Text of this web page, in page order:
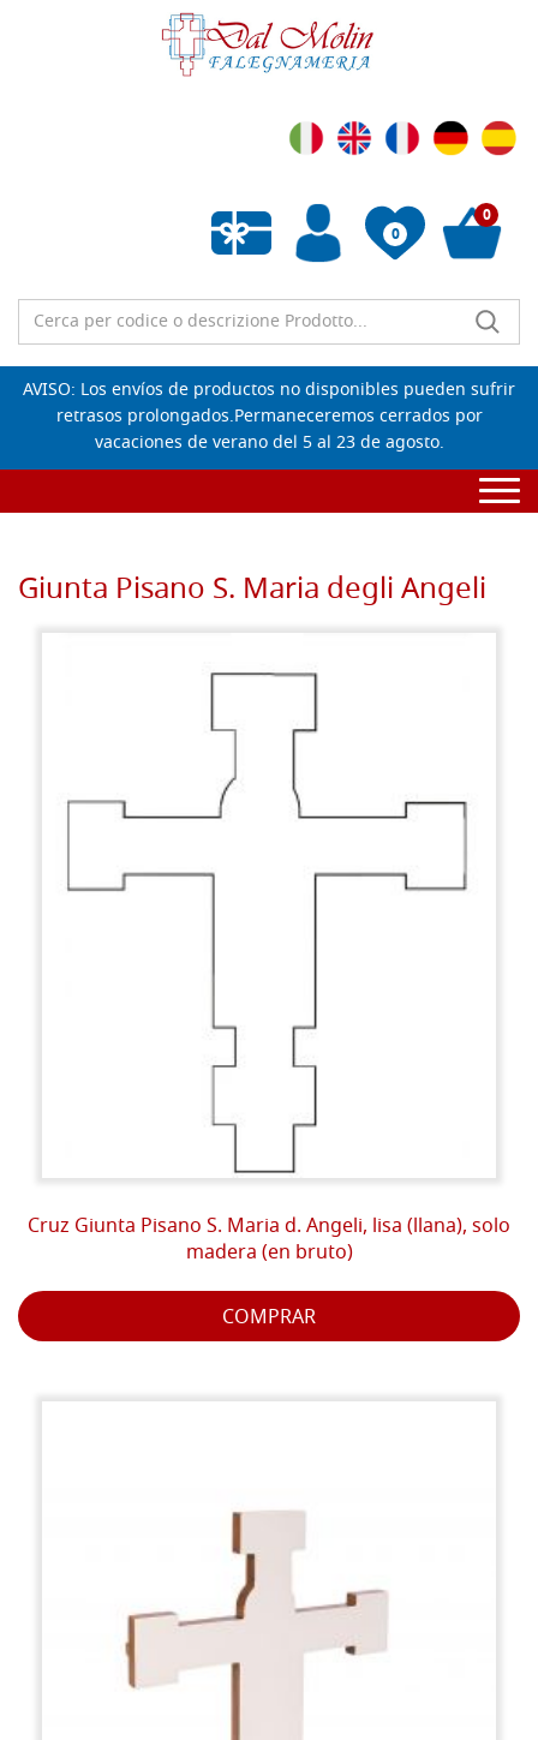
0
Lista de deseos vacía
0
AVISO: Los envíos de productos no disponibles pueden sufrir
retrasos prolongados.Permaneceremos cerrados por
vacaciones de verano del 5 al 23 de agosto.
Giunta Pisano S. Maria degli Angeli
Cruz Giunta Pisano S. Maria d. Angeli, lisa (llana), solo
madera (en bruto)
COMPRAR